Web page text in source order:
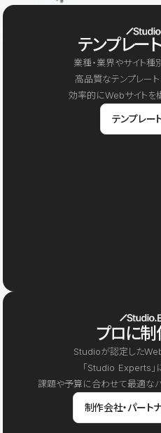
テンプレー
業種・業界やサイト
高品質なテンプレート
効率的にWebサイトを
テンプレー
プロに
Studioが認定した
「Studio Experts」
課題や予算に合わせて最適なパ
制作会社・パート